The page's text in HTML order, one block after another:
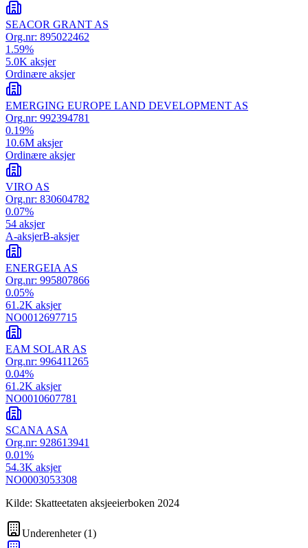
SEACOR GRANT AS
Org.nr: 895022462
1.59%
5.0K aksjer
Ordinære aksjer
EMERGING EUROPE LAND DEVELOPMENT AS
Org.nr: 992394781
0.19%
10.6M aksjer
Ordinære aksjer
VIRO AS
Org.nr: 830604782
0.07%
54 aksjer
A-aksjerB-aksjer
ENERGEIA AS
Org.nr: 995807866
0.05%
61.2K aksjer
NO0012697715
EAM SOLAR AS
Org.nr: 996411265
0.04%
61.2K aksjer
NO0010607781
SCANA ASA
Org.nr: 928613941
0.01%
54.3K aksjer
NO0003053308
Kilde: Skatteetaten aksjeeierboken 2024
Underenheter(1)